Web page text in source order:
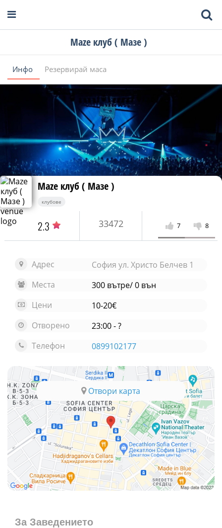
Maze клуб ( Мазе )
Инфо Резервирай маса
Maze клуб ( Мазе )
клубове
2.3 33472 7 8
Адрес
София ул. Христо Белчев 1
Места
300 вътре/ 0 вън
Цени
10-20€
Отворено
23:00 - ?
Телефон
0899102177
Отвори карта
За Заведението